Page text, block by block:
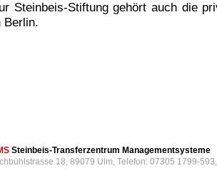
Steinbeis-Stiftung gehört auch die
Berlin.
Steinbeis-Transferzentrum Managementsysteme
18, 89079 Ulm, Telefon: 07305 1799-